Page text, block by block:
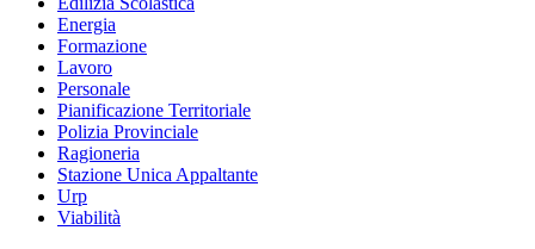
Energia
Formazione
Lavoro
Personale
Pianificazione Territoriale
Polizia Provinciale
Ragioneria
Stazione Unica Appaltante
Urp
Viabilità